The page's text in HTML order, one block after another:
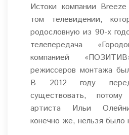
Истоки компании
том телевидении,
родословную из 90-х
телепередача
компанией
режиссеров монтажа
В 2012 году
существовать,
артиста Ильи
конечно же, нельзя было